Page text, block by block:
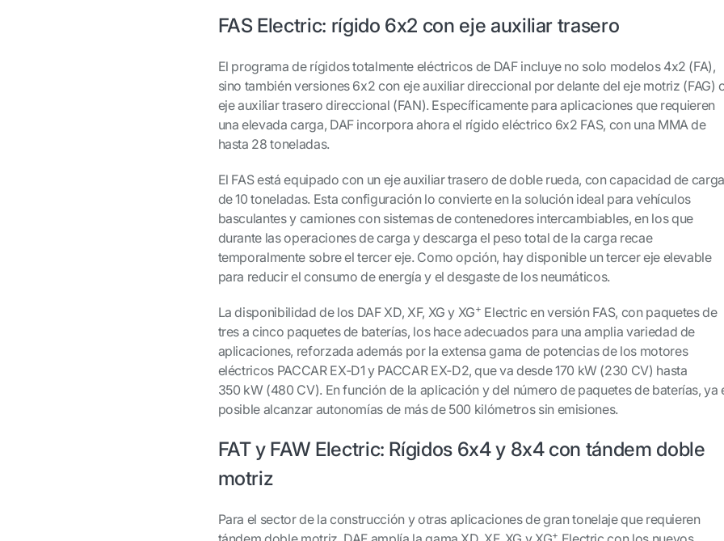
FAS Electric: rígido 6x2 con eje auxiliar trasero
El programa de rígidos totalmente eléctricos de DAF incluye no solo modelos 4x2 (FA),
sino también versiones 6x2 con eje auxiliar direccional por delante del eje motriz (FAG)
eje auxiliar trasero direccional (FAN). Específicamente para aplicaciones que requieren
una elevada carga, DAF incorpora ahora el rígido eléctrico 6x2 FAS, con una MMA de
hasta 28 toneladas.
El FAS está equipado con un eje auxiliar trasero de doble rueda, con capacidad de
de 10 toneladas. Esta configuración lo convierte en la solución ideal para vehículos
basculantes y camiones con sistemas de contenedores intercambiables, en los que
durante las operaciones de carga y descarga el peso total de la carga recae
temporalmente sobre el tercer eje. Como opción, hay disponible un tercer eje elevable
para reducir el consumo de energía y el desgaste de los neumáticos.
La disponibilidad de los DAF XD, XF, XG y XG+ Electric en versión FAS, con paquetes de
tres a cinco paquetes de baterías, los hace adecuados para una amplia variedad de
aplicaciones, reforzada además por la extensa gama de potencias de los motores
eléctricos PACCAR EX‑D1 y PACCAR EX‑D2, que va desde 170 kW (230 CV) hasta
350 kW (480 CV). En función de la aplicación y del número de paquetes de baterías, ya
posible alcanzar autonomías de más de 500 kilómetros sin emisiones.
FAT y FAW Electric: Rígidos 6x4 y 8x4 con tándem doble
motriz
Para el sector de la construcción y otras aplicaciones de gran tonelaje que requieren
+